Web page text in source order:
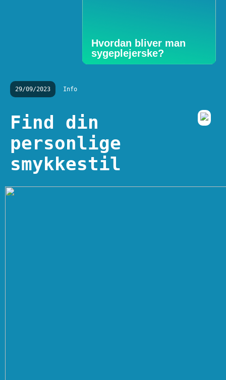
Hvordan bliver man
sygeplejerske?
29/09/2023 Info
Find din
personlige
smykkestil